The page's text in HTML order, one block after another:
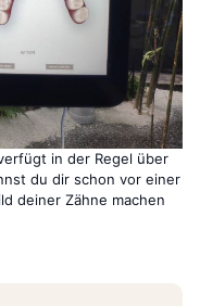
in der Regel über
du dir schon vor einer
deiner Zähne machen